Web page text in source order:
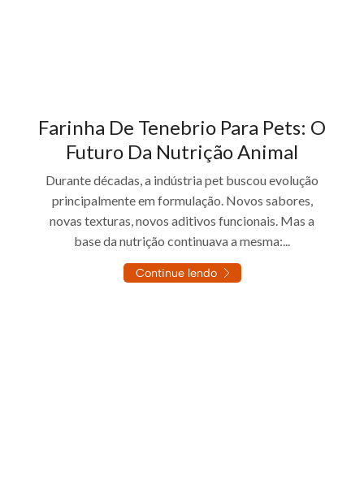
Farinha De Tenebrio Para Pets: O
Futuro Da Nutrição Animal
Durante décadas, a indústria pet buscou evolução
principalmente em formulação. Novos sabores,
novas texturas, novos aditivos funcionais. Mas a
base da nutrição continuava a mesma:...
Continue lendo